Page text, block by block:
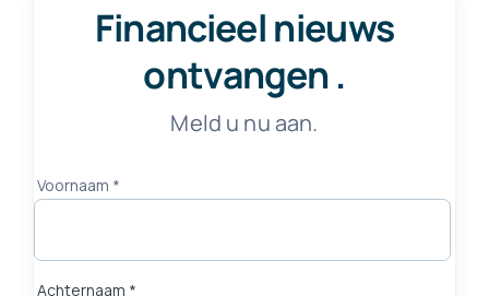
Financieel nieuws
ontvangen .
Meld u nu aan.